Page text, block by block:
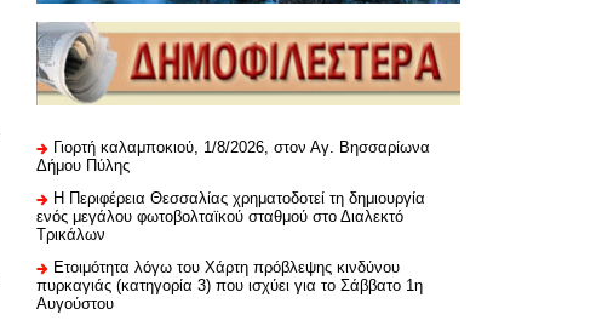
Γιορτή καλαμποκιού, 1/8/2026, στον Αγ. Βησσαρίωνα
Δήμου Πύλης
H Περιφέρεια Θεσσαλίας χρηματοδοτεί τη δημιουργία
ενός μεγάλου φωτοβολταϊκού σταθμού στο Διαλεκτό
Τρικάλων
Ετοιμότητα λόγω του Χάρτη πρόβλεψης κινδύνου
πυρκαγιάς (κατηγορία 3) που ισχύει για το Σάββατο 1η
Αυγούστου